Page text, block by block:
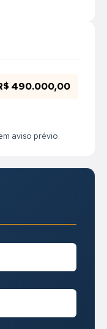
490.000,00
aviso prévio.